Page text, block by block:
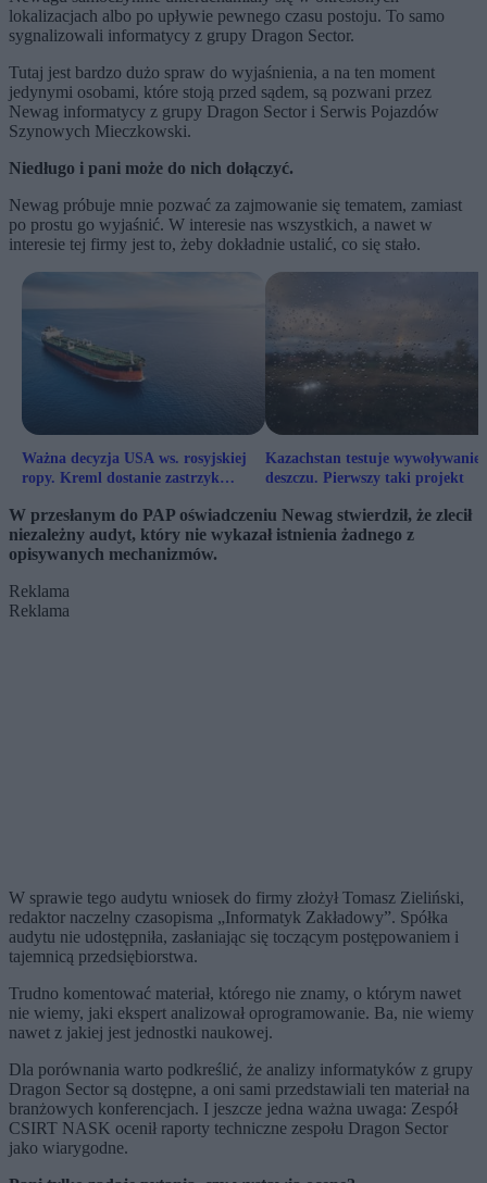
lokalizacjach albo po upływie pewnego czasu postoju. To samo
sygnalizowali informatycy z grupy Dragon Sector.
Tutaj jest bardzo dużo spraw do wyjaśnienia, a na ten moment
jedynymi osobami, które stoją przed sądem, są pozwani przez
Newag informatycy z grupy Dragon Sector i Serwis Pojazdów
Szynowych Mieczkowski.
Niedługo i pani może do nich dołączyć.
Newag próbuje mnie pozwać za zajmowanie się tematem, zamiast
po prostu go wyjaśnić. W interesie nas wszystkich, a nawet w
interesie tej firmy jest to, żeby dokładnie ustalić, co się stało.
Ważna decyzja USA ws. rosyjskiej
ropy. Kreml dostanie zastrzyk
Kazachstan testuje wywoływanie
deszczu. Pierwszy taki projekt
W przesłanym do PAP oświadczeniu Newag stwierdził, że zlecił
niezależny audyt, który nie wykazał istnienia żadnego z
opisywanych mechanizmów.
Reklama
Reklama
W sprawie tego audytu wniosek do firmy złożył Tomasz Zieliński,
redaktor naczelny czasopisma „Informatyk Zakładowy”. Spółka
audytu nie udostępniła, zasłaniając się toczącym postępowaniem i
tajemnicą przedsiębiorstwa.
Trudno komentować materiał, którego nie znamy, o którym nawet
nie wiemy, jaki ekspert analizował oprogramowanie. Ba, nie wiemy
nawet z jakiej jest jednostki naukowej.
Dla porównania warto podkreślić, że analizy informatyków z grupy
Dragon Sector są dostępne, a oni sami przedstawiali ten materiał na
branżowych konferencjach. I jeszcze jedna ważna uwaga: Zespół
CSIRT NASK ocenił raporty techniczne zespołu Dragon Sector
jako wiarygodne.